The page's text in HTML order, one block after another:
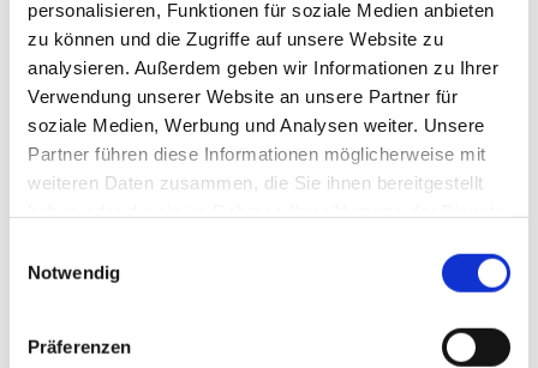
personalisieren, Funktionen für soziale Medien anbieten
zu können und die Zugriffe auf unsere Website zu
analysieren. Außerdem geben wir Informationen zu Ihrer
Verwendung unserer Website an unsere Partner für
soziale Medien, Werbung und Analysen weiter. Unsere
Partner führen diese Informationen möglicherweise mit
weiteren Daten zusammen, die Sie ihnen bereitgestellt
Notwendig
Präferenzen
betont, dass Betreiber auch ein breites Sortiment alkoholfreier
Getränke im Kühlregal präsentieren sollten. Für jene, die den
vollen Geschmack eines Bieres schätzen, aber auch ohne
Prozente genießen möchten, bietet die „Bitburger Braugruppe“
ihre „Bitburger 0,0-Prozent“-Produkte an.